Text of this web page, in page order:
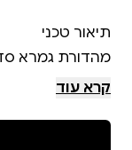
מהדורת גמרא
מסודרת לקטעים,
קרא עוד